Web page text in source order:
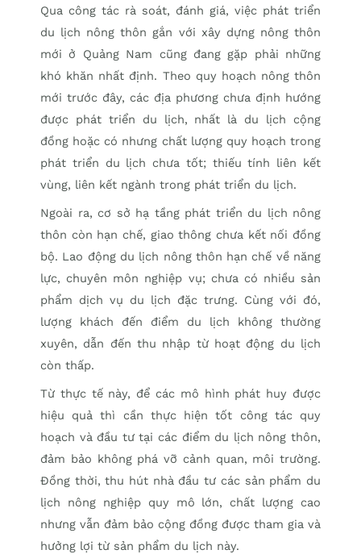
Qua công tác rà soát, đánh giá, việc phát triển
du lịch nông thôn gắn với xây dựng nông thôn
mới ở Quảng Nam cũng đang gặp phải những
khó khăn nhất định. Theo quy hoạch nông thôn
mới trước đây, các địa phương chưa định hướng
được phát triển du lịch, nhất là du lịch cộng
đồng hoặc có nhưng chất lượng quy hoạch trong
phát triển du lịch chưa tốt; thiếu tính liên kết
vùng, liên kết ngành trong phát triển du lịch.
Ngoài ra, cơ sở hạ tầng phát triển du lịch nông
thôn còn hạn chế, giao thông chưa kết nối đồng
bộ. Lao động du lịch nông thôn hạn chế về năng
lực, chuyên môn nghiệp vụ; chưa có nhiều sản
phẩm dịch vụ du lịch đặc trưng. Cùng với đó,
lượng khách đến điểm du lịch không thường
xuyên, dẫn đến thu nhập từ hoạt động du lịch
còn thấp.
Từ thực tế này, để các mô hình phát huy được
hiệu quả thì cần thực hiện tốt công tác quy
hoạch và đầu tư tại các điểm du lịch nông thôn,
đảm bảo không phá vỡ cảnh quan, môi trường.
Đồng thời, thu hút nhà đầu tư các sản phẩm du
lịch nông nghiệp quy mô lớn, chất lượng cao
nhưng vẫn đảm bảo cộng đồng được tham gia và
hưởng lợi từ sản phẩm du lịch này.